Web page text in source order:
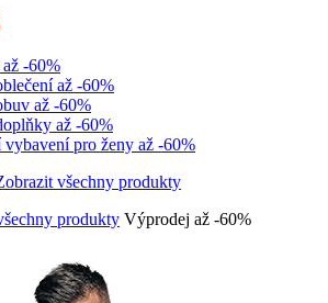
-60%
až -60%
až -60%
až -60%
vybavení pro ženy až -60%
produkty Výprodej až -60%